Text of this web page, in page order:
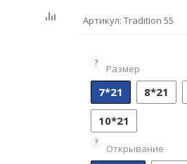
Артикул: Tradition 55
?
Размер
7*21 8*21
10*21
?
Открывание